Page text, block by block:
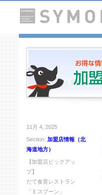
11月 4, 2025
Section: 加盟店情報（北
海道地方）
【加盟店ピックアッ
プ】
だて食育レストラン
「Ｅスプーン」